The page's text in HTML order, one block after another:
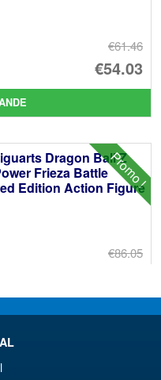
€61.46
Le
€54.03
Le
Promo !
Dragon Ball Z
Frieza Battle
Edition Action Figure
€86.05
Le
Dragon Ball